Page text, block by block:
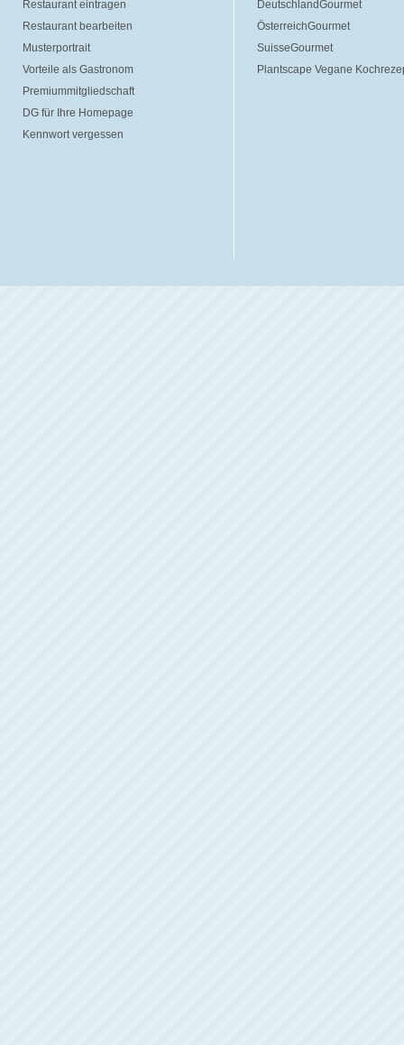
Restaurant eintragen
Restaurant bearbeiten
Musterportrait
Vorteile als Gastronom
Premiummitgliedschaft
DG für Ihre Homepage
Kennwort vergessen
DeutschlandGourmet
ÖsterreichGourmet
SuisseGourmet
Plantscape Vegane